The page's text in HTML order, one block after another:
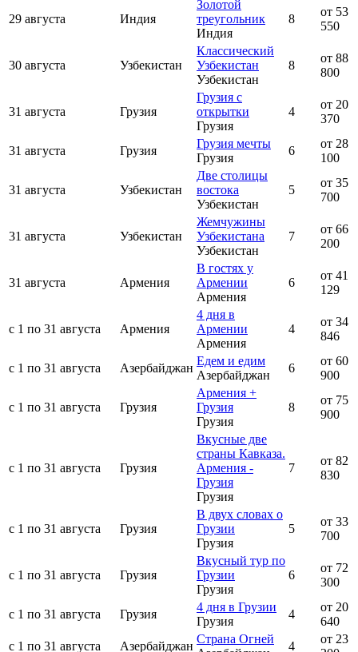
29 августа Индия
Золотой
треугольник
Индия
8
от 53
550
30 августа Узбекистан
Классический
Узбекистан
Узбекистан
8
от 88
800
31 августа Грузия
Грузия с
открытки
Грузия
4
от 20
370
31 августа Грузия
Грузия мечты
Грузия
6
от 28
100
31 августа Узбекистан
Две столицы
востока
Узбекистан
5
от 35
700
31 августа Узбекистан
Жемчужины
Узбекистана
Узбекистан
7
от 66
200
31 августа Армения
В гостях у
Армении
Армения
6
от 41
129
с 1 по 31 августа Армения
4 дня в
Армении
Армения
4
от 34
846
с 1 по 31 августа Азербайджан
Едем и едим
Азербайджан
6
от 60
900
с 1 по 31 августа Грузия
Армения +
Грузия
Грузия
8
от 75
900
с 1 по 31 августа Грузия
Вкусные две
страны Кавказа.
Армения -
Грузия
Грузия
7
от 82
830
с 1 по 31 августа Грузия
В двух словах о
Грузии
Грузия
5
от 33
700
с 1 по 31 августа Грузия
Вкусный тур по
Грузии
Грузия
6
от 72
300
с 1 по 31 августа Грузия
4 дня в Грузии
Грузия
4
от 20
640
с 1 по 31 августа
Азербайджан
Страна Огней
4
от 23